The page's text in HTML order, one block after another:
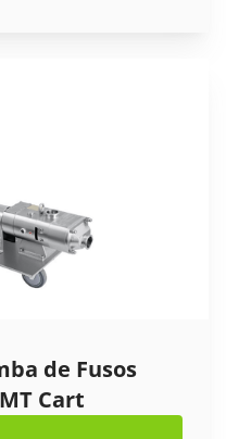
de Fusos
Cart